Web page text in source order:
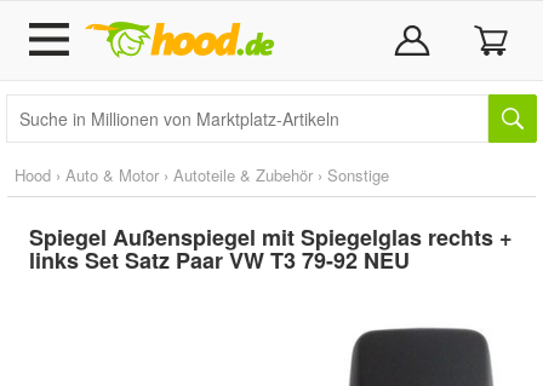
Hood › Auto & Motor › Autoteile & Zubehör › Sonstige
Spiegel Außenspiegel mit Spiegelglas rechts +
links Set Satz Paar VW T3 79-92 NEU